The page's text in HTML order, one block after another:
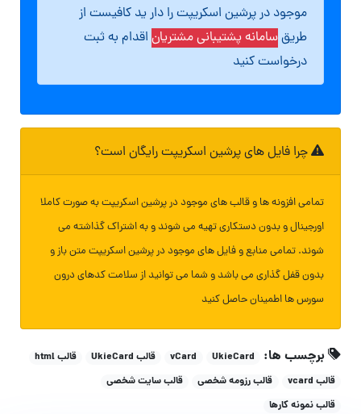
موجود در پرشین اسکریپت را دار ید کافیست از
طریقسامانه پشتیبانی مشتریان اقدام به ثبت
درخواست کنید
چرا فایل های پرشین اسکریپت رایگان است؟
تمامی افزونه ها و قالب های موجود در پرشین اسکریپت به صورت کاملا
اورجینال و بدون دستکاری تهیه می شوند و به اشتراک گذاشته می
شوند. تمامی منابع و فایل های موجود در پرشین اسکریپت متن باز و
بدون قفل گذاری می باشد و شما می توانید از سلامت کدهای درون
سورس ها اطمینان حاصل کنید
برچسب ها: UkieCard
vCard قالب UkieCard
قالب html
قالب vcard
قالب رزومه شخصی
قالب سایت شخصی
قالب نمونه کارها